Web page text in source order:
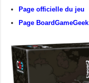
Page officielle du jeu
Page BoardGameGeek